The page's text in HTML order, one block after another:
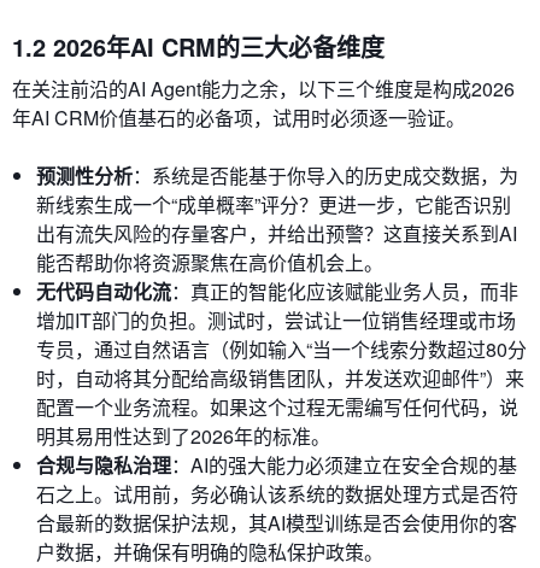
1.2 2026年AI CRM的三大必备维度
在关注前沿的AI Agent能力之余，以下三个维度是构成2026
年AI CRM价值基石的必备项，试用时必须逐一验证。
预测性分析：系统是否能基于你导入的历史成交数据，为
新线索生成一个“成单概率”评分？更进一步，它能否识别
出有流失风险的存量客户，并给出预警？这直接关系到AI
能否帮助你将资源聚焦在高价值机会上。
无代码自动化流：真正的智能化应该赋能业务人员，而非
增加IT部门的负担。测试时，尝试让一位销售经理或市场
专员，通过自然语言（例如输入“当一个线索分数超过80分
时，自动将其分配给高级销售团队，并发送欢迎邮件”）来
配置一个业务流程。如果这个过程无需编写任何代码，说
明其易用性达到了2026年的标准。
合规与隐私治理：AI的强大能力必须建立在安全合规的基
石之上。试用前，务必确认该系统的数据处理方式是否符
合最新的数据保护法规，其AI模型训练是否会使用你的客
户数据，并确保有明确的隐私保护政策。